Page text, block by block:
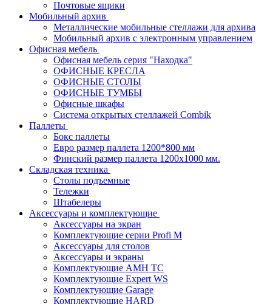
Почтовые ящики
Мобильный архив
Металлические мобильные стеллажи для архива
Мобильный архив с электронным управлением
Офисная мебель
Офисная мебель серия "Находка"
ОФИСНЫЕ КРЕСЛА
ОФИСНЫЕ СТОЛЫ
ОФИСНЫЕ ТУМБЫ
Офисные шкафы
Система открытых стеллажей Combik
Паллеты
Бокс паллеты
Евро размер паллета 1200*800 мм
Финский размер паллета 1200х1000 мм.
Складская техника
Столы подъемные
Тележки
Штабелеры
Аксессуары и комплектующие
Аксессуары на экран
Комплектующие серии Profi M
Аксессуары для столов
Аксессуары и экраны
Комплектующие AMH TC
Комплектующие Expert WS
Комплектующие Garage
Комплектующие HARD